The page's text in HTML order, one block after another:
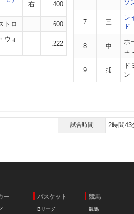
右 .400
トロ .600
ウォ
.222
ソ
7 三
レ
ド
8 中
ホ
ュ
9 捕
ド
ン
試合時間 2時間43
ー バスケット
Bリーグ
競馬
競馬